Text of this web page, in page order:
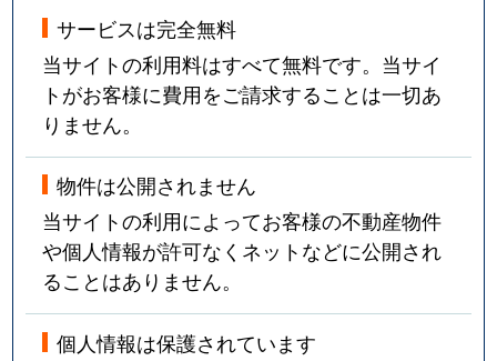
サービスは完全無料
当サイトの利用料はすべて無料です。当サイ
トがお客様に費用をご請求することは一切あ
りません。
物件は公開されません
当サイトの利用によってお客様の不動産物件
や個人情報が許可なくネットなどに公開され
ることはありません。
個人情報は保護されています